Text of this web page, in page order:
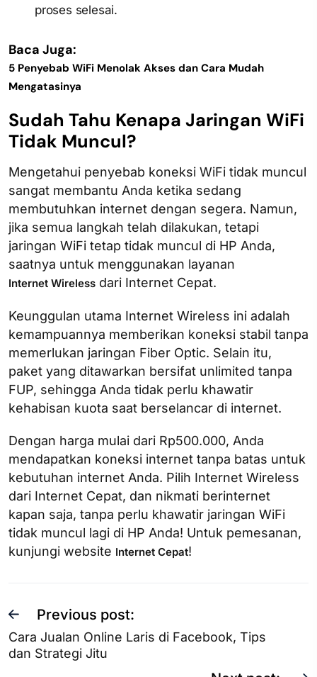
proses selesai.
Baca Juga:
5 Penyebab WiFi Menolak Akses dan Cara Mudah
Mengatasinya
Sudah Tahu Kenapa Jaringan WiFi
Tidak Muncul​?
Mengetahui penyebab koneksi WiFi tidak muncul
sangat membantu Anda ketika sedang
membutuhkan internet dengan segera. Namun,
jika semua langkah telah dilakukan, tetapi
jaringan WiFi tetap tidak muncul di HP Anda,
saatnya untuk menggunakan layanan
Internet Wireless dari Internet Cepat.
Keunggulan utama Internet Wireless ini adalah
kemampuannya memberikan koneksi stabil tanpa
memerlukan jaringan Fiber Optic. Selain itu,
paket yang ditawarkan bersifat unlimited tanpa
FUP, sehingga Anda tidak perlu khawatir
kehabisan kuota saat berselancar di internet.
Dengan harga mulai dari Rp500.000, Anda
mendapatkan koneksi internet tanpa batas untuk
kebutuhan internet Anda. Pilih Internet Wireless
dari Internet Cepat, dan nikmati berinternet
kapan saja, tanpa perlu khawatir jaringan WiFi
tidak muncul lagi di HP Anda! Untuk pemesanan,
kunjungi website Internet Cepat!
Previous post:
Cara Jualan Online Laris di Facebook, Tips
dan Strategi Jitu